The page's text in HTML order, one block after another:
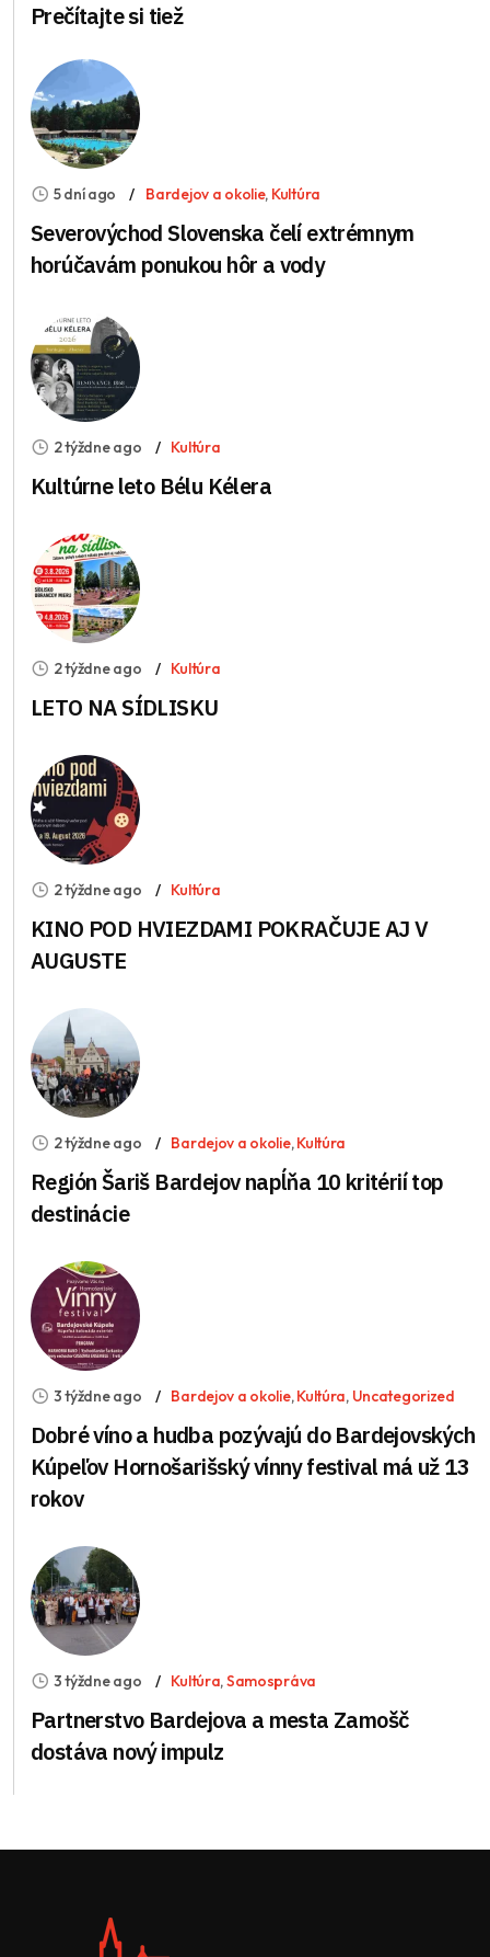
Prečítajte si tiež
5 dní ago Bardejov a okolie, Kultúra
Severovýchod Slovenska čelí extrémnym
horúčavám ponukou hôr a vody
2 týždne ago Kultúra
Kultúrne leto Bélu Kélera
2 týždne ago Kultúra
LETO NA SÍDLISKU
2 týždne ago Kultúra
KINO POD HVIEZDAMI POKRAČUJE AJ V
AUGUSTE
2 týždne ago Bardejov a okolie,Kultúra
Región Šariš Bardejov napĺňa 10 kritérií top
destinácie
3 týždne ago Bardejov a okolie,Kultúra, Uncategorized
Dobré víno a hudba pozývajú do Bardejovských
Kúpeľov Hornošarišský vínny festival má už 13
rokov
3 týždne ago Kultúra,Samospráva
Partnerstvo Bardejova a mesta Zamošč
dostáva nový impulz